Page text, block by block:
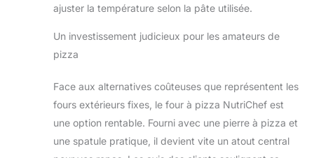
compétences
air au niveau
comprend un four à
pizza rotatif, une
pelle à pizza, une
pierre à pizza
rotative et un
régulateur avec
ajuster la température selon la pâte utilisée.
Un investissement judicieux pour les amateurs de
pizza
Face aux alternatives coûteuses que représentent les
fours extérieurs fixes, le four à pizza NutriChef est
une option rentable. Fourni avec une pierre à pizza et
une spatule pratique, il devient vite un atout central